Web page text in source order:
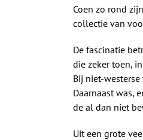
Coen zo rond
collectie van
De fascinatie
die zeker toen,
Bij niet-
Daarnaast was,
de al dan niet
Uit een grote